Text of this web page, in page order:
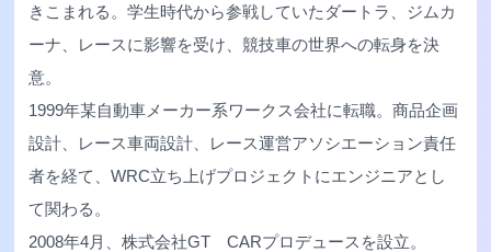
きこまれる。学生時代から参戦していたダートラ、ジムカ
ーナ、レースに影響を受け、競技車の世界への転身を決
意。
1999年某自動車メーカー系ワークス会社に転職。商品企画
設計、レース車両設計、レース運営アソシエーション責任
者を経て、WRC立ち上げプロジェクトにエンジニアとし
て関わる。
2008年4月、株式会社GT CARプロデュースを設立。